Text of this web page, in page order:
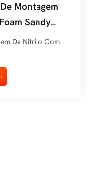
Montagem
Sandy
De Nitrilo Com